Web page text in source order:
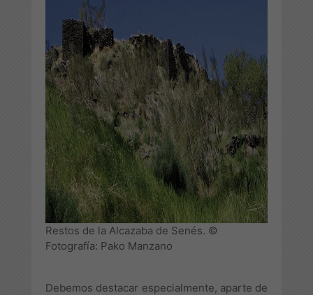
Restos de la Alcazaba de Senés. ©
Fotografía: Pako Manzano
Debemos destacar especialmente, aparte de